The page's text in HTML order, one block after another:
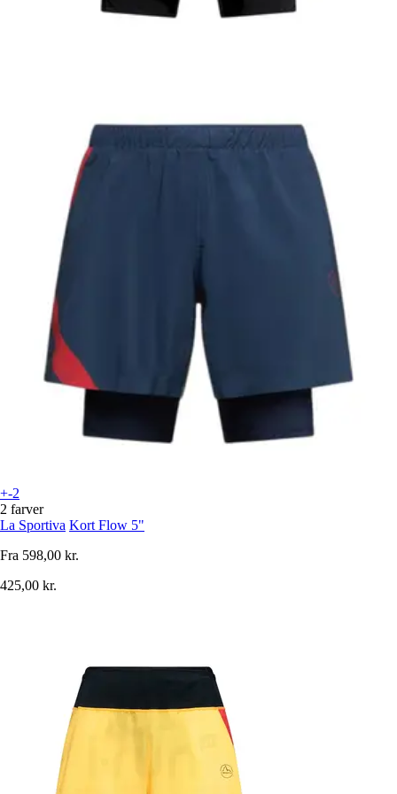
+-2
2 farver
La Sportiva Kort Flow 5"
Fra 598,00 kr.
425,00 kr.